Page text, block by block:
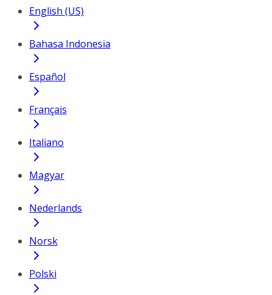
English (US)
Bahasa Indonesia
Español
Français
Italiano
Magyar
Nederlands
Norsk
Polski